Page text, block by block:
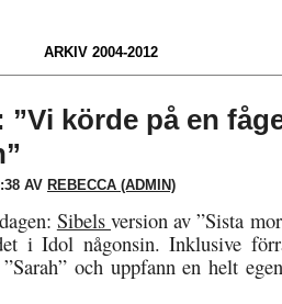
ARKIV 2004-2012
”Vi körde på en
AV REBECCA (ADMIN)
Sibelsversion av ”Sista
i Idol någonsin. Inklusive
och uppfann en helt